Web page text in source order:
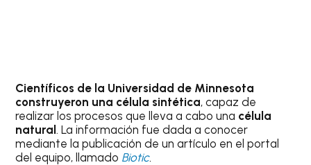
Científicos de la Universidad de Minnesota
construyeron una célula sintética, capaz de
realizar los procesos que lleva a cabo una célula
natural. La información fue dada a conocer
mediante la publicación de un artículo en el portal
del equipo, llamado Biotic.